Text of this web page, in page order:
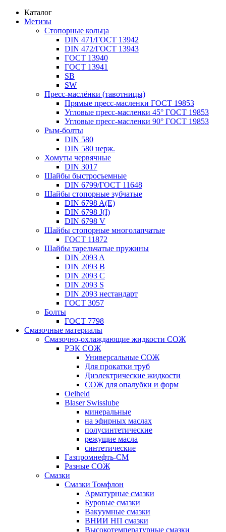
Каталог
Метизы
Стопорные кольца
DIN 471/ГОСТ 13942
DIN 472/ГОСТ 13943
ГОСТ 13940
ГОСТ 13941
SB
SW
Пресс-маслёнки (тавотницы)
Прямые пресс-масленки ГОСТ 19853
Угловые пресс-масленки 45° ГОСТ 19853
Угловые пресс-масленки 90° ГОСТ 19853
Рым-болты
DIN 580
DIN 580 нерж.
Хомуты червячные
DIN 3017
Шайбы быстросъемные
DIN 6799/ГОСТ 11648
Шайбы стопорные зубчатые
DIN 6798 A(E)
DIN 6798 J(I)
DIN 6798 V
Шайбы стопорные многолапчатые
ГОСТ 11872
Шайбы тарельчатые пружины
DIN 2093 A
DIN 2093 B
DIN 2093 C
DIN 2093 S
DIN 2093 нестандарт
ГОСТ 3057
Болты
ГОСТ 7798
Смазочные материалы
Смазочно-охлаждающие жидкости СОЖ
РЭК СОЖ
Универсальные СОЖ
Для прокатки труб
Диэлектрические жидкости
СОЖ для опалубки и форм
Oelheld
Blaser Swisslube
минеральные
на эфирных маслах
полусинтетические
режущие масла
синтетические
Газпромнефть-СМ
Разные СОЖ
Смазки
Смазки Томфлон
Арматурные смазки
Буровые смазки
Вакуумные смазки
ВНИИ НП смазки
Высокотемпературные смазки